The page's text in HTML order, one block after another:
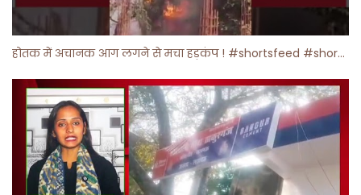
होतक में अचानक आग लगने से मचा हड़कंप ! #shortsfeed #shorts #viralshorts